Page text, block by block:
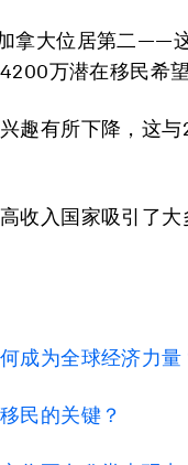
拿大位居第二——
万潜在移民希望
趣有所下降，这
收入国家吸引了
成为全球经济力量
民的关键？